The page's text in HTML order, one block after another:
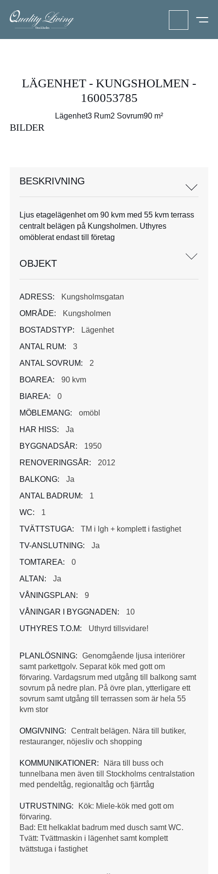
LÄGENHET - KUNGSHOLMEN -
160053785
Lägenhet3 Rum2 Sovrum90 m²
BILDER
BESKRIVNING
Ljus etagelägenhet om 90 kvm med 55 kvm terrass
centralt belägen på Kungsholmen. Uthyres
omöblerat endast till företag
OBJEKT
ADRESS:
Kungsholmsgatan
OMRÅDE:
Kungsholmen
BOSTADSTYP:
Lägenhet
ANTAL RUM:
3
ANTAL SOVRUM:
2
BOAREA:
90 kvm
BIAREA:
0
MÖBLEMANG:
omöbl
HAR HISS:
Ja
BYGGNADSÅR:
1950
RENOVERINGSÅR:
2012
BALKONG:
Ja
ANTAL BADRUM:
1
WC:
1
TVÄTTSTUGA:
TM i lgh + komplett i fastighet
TV-ANSLUTNING:
Ja
TOMTAREA:
0
ALTAN:
Ja
VÅNINGSPLAN:
9
VÅNINGAR I BYGGNADEN:
10
UTHYRES T.O.M:
Uthyrd tillsvidare!
PLANLÖSNING:
Genomgående ljusa interiörer
samt parkettgolv. Separat kök med gott om
förvaring. Vardagsrum med utgång till balkong samt
sovrum på nedre plan. På övre plan, ytterligare ett
sovrum samt utgång till terrassen som är hela 55
kvm stor
OMGIVNING:
Centralt belägen. Nära till butiker,
restauranger, nöjesliv och shopping
KOMMUNIKATIONER:
Nära till buss och
tunnelbana men även till Stockholms centralstation
med pendeltåg, regionaltåg och fjärrtåg
UTRUSTNING:
Kök: Miele-kök med gott om
förvaring.
Bad: Ett helkaklat badrum med dusch samt WC.
Tvätt: Tvättmaskin i lägenhet samt komplett
tvättstuga i fastighet